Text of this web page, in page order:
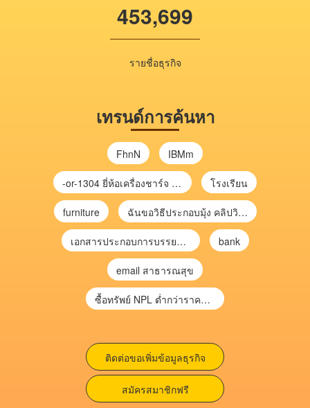
453,699
รายชื่อธุรกิจ
เทรนด์การค้นหา
FhnN IBMm
-or-1304 ยี่ห้อเครื่องชาร์จ chargecore โรงเรียน
furniture ฉันขอวิธีประกอบมุ้ง คลิปวิดีโอ การประกอบมุ้ง
เอกสารประกอบการบรรยาย การประเมินความเสี่ยงเพื่อวางแผนการตรวจสอบ \ bank
email สาธารณสุข
ซื้อทรัพย์ NPL ต่ำกว่าราคาตลาด 30-70% แบบไม่ต้องไปประมูล”
ติดต่อขอเพิ่มข้อมูลธุรกิจ
สมัครสมาชิกฟรี